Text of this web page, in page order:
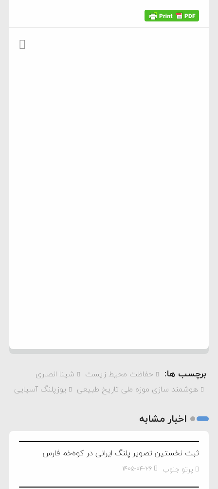
برچسب ها: حفاظت محیط زیست
شینا انصاری
هوشمند سازی موزه ملی تاریخ طبیعی
یوزپلنگ آسیایی
اخبار مشابه
ثبت نخستین تصویر پلنگ ایرانی در کوه‌خم فارس
پرتو جنوب ۱۴۰۵-۰۴-۲۶